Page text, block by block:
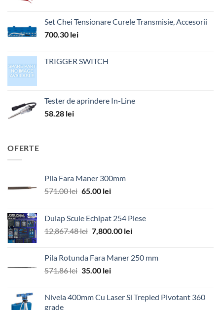
Set Chei Tensionare Curele Transmisie, Accesorii
700.30 lei
TRIGGER SWITCH
Tester de aprindere In-Line
58.28 lei
OFERTE
Pila Fara Maner 300mm
571.00lei Prețul
fost:
571.00 lei.
65.00 leiPrețul
65.00 lei.
Dulap Scule Echipat 254 Piese
12,867.48lei Prețul
fost:
12,867.48 lei.
7,800.00 leiPrețul
7,800.00 lei.
Pila Rotunda Fara Maner 250 mm
571.86lei Prețul
fost:
35.00 leiPrețul
35.00 lei.
Nivela 400mm Cu Laser Si Trepied Pivotant 360
grade